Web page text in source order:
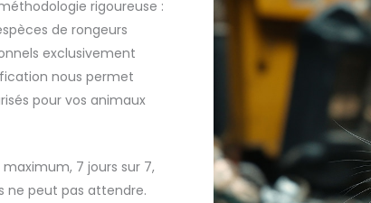
rigoureuse :
de rongeurs
exclusivement
nous permet
pour vos animaux
7 jours sur 7,
ne peut pas attendre.